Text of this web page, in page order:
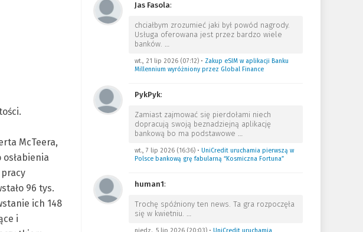
McTeera,
96 tys.
ich 148
i
Jas Fasola:
chciałbym zrozumieć jaki był powód nagrody.
Usługa oferowana jest przez bardzo wiele
banków. …
wt., 21 lip 2026 (07:12)• Zakup eSIM w aplikacji Banku
Millennium wyróżniony przez Global Finance
PykPyk:
Zamiast zajmować się pierdołami niech
dopracują swoją beznadziejną aplikację
bankową bo ma podstawowe …
wt., 7 lip 2026 (16:36)• UniCredit uruchamia pierwszą w
Polsce bankową grę fabularną “Kosmiczna Fortuna”
human1:
Trochę spóźniony ten news. Ta gra rozpoczęła
się w kwietniu. …